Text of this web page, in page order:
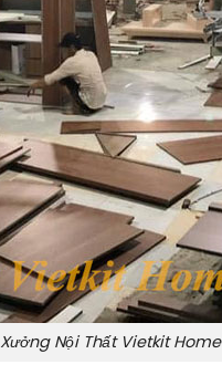
Xưởng Nội Thất Vietkit Home